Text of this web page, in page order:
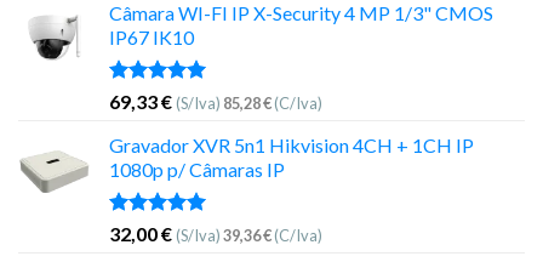
Câmara WI-FI IP X-Security 4 MP 1/3" CMOS
IP67 IK10
Avaliação
5.00
de 5
69,33€ (S/Iva) 85,28€(C/Iva)
Gravador XVR 5n1 Hikvision 4CH + 1CH IP
1080p p/ Câmaras IP
Avaliação
5.00
de 5
32,00€ (S/Iva)39,36€(C/Iva)